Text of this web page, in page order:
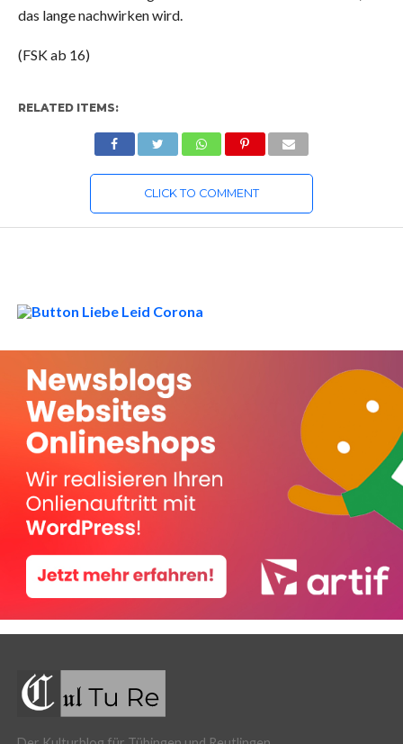
das lange nachwirken wird.
(FSK ab 16)
RELATED ITEMS:
CLICK TO COMMENT